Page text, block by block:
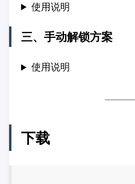
使用说明
三、手动解锁方案
使用说明
下载